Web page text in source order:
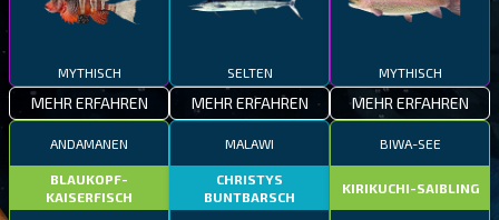
MYTHISCH
MEHR ERFAHREN
SELTEN
MEHR ERFAHREN
MYTHISCH
MEHR ERFAHREN
ANDAMANEN
BLAUKOPF-
KAISERFISCH
MALAWI
CHRISTYS
BUNTBARSCH
BIWA-SEE
KIRIKUCHI-SAIBLING